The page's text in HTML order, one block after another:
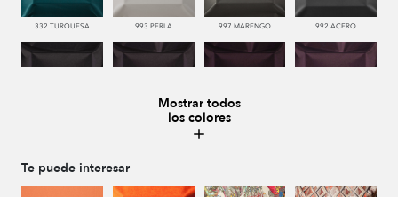
332 TURQUESA 993 PERLA 997 MARENGO 992 ACERO
Mostrar todos
los colores
Te puede interesar